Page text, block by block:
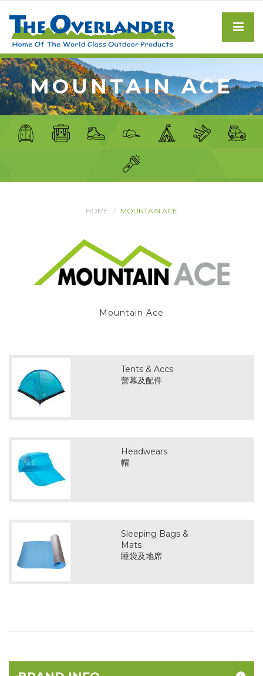
MOUNTAIN ACE
HOME MOUNTAIN ACE
Mountain Ace
Tents & Accs
營幕及配件
Headwears
帽
Sleeping Bags &
Mats
睡袋及地席